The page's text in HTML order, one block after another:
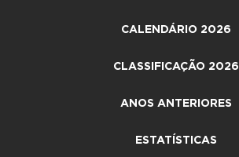
CALENDÁRIO 2026
CLASSIFICAÇÃO 2026
ANOS ANTERIORES
ESTATÍSTICAS